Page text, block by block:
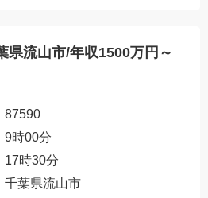
県流山市/年収1500万円～
87590
9時00分
17時30分
千葉県流山市